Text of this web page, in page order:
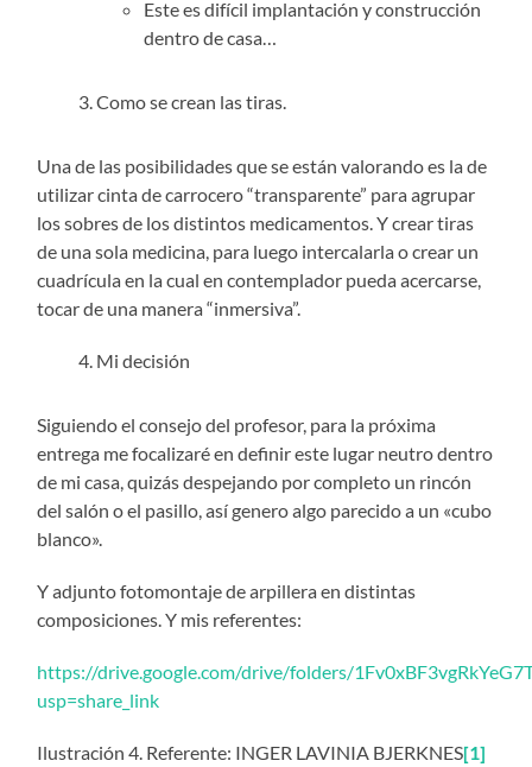
Este es difícil implantación y construcción
dentro de casa…
Como se crean las tiras.
Una de las posibilidades que se están valorando es la de
utilizar cinta de carrocero “transparente” para agrupar
los sobres de los distintos medicamentos. Y crear tiras
de una sola medicina, para luego intercalarla o crear un
cuadrícula en la cual en contemplador pueda acercarse,
tocar de una manera “inmersiva”.
Mi decisión
Siguiendo el consejo del profesor, para la próxima
entrega me focalizaré en definir este lugar neutro dentro
de mi casa, quizás despejando por completo un rincón
del salón o el pasillo, así genero algo parecido a un «cubo
blanco».
Y adjunto fotomontaje de arpillera en distintas
composiciones. Y mis referentes:
https://drive.google.com/drive/folders/
usp=share_link
Ilustración 4. Referente: INGER LAVINIA BJERKNES[1]